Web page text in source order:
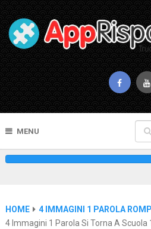
MENU
HOME
4 IMMAGINI 1 PAROLA
4 Immagini 1 Parola Si Torna A